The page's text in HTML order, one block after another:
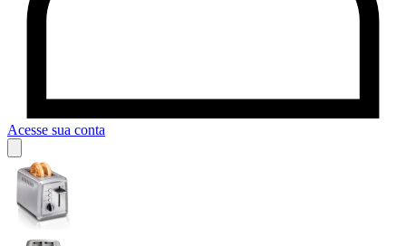
Acesse sua conta